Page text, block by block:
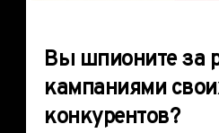
Вы шпионите за
кампаниями
конкурентов?